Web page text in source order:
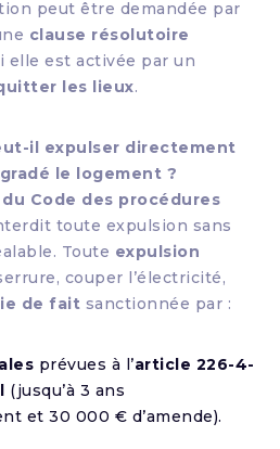
peut être demandée par
clause résolutoire
elle est activée par un
les lieux.
il expulser directement
le logement ?
du Code des procédures
toute expulsion sans
Toute expulsion
couper l’électricité,
de fait sanctionnée par :
prévues à l’article 226-4-
(jusqu’à 3 ans
et 30 000 € d’amende).